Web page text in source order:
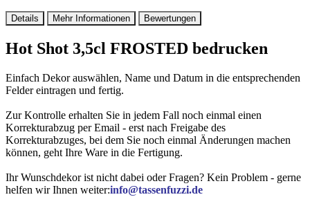
Details Mehr Informationen Bewertungen
Hot Shot 3,5cl FROSTED bedrucken
Einfach Dekor auswählen, Name und Datum in die entsprechenden
Felder eintragen und fertig.
Zur Kontrolle erhalten Sie in jedem Fall noch einmal einen
Korrekturabzug per Email - erst nach Freigabe des
Korrekturabzuges, bei dem Sie noch einmal Änderungen machen
können, geht Ihre Ware in die Fertigung.
Ihr Wunschdekor ist nicht dabei oder Fragen? Kein Problem - gerne
helfen wir Ihnen weiter:info@tassenfuzzi.de